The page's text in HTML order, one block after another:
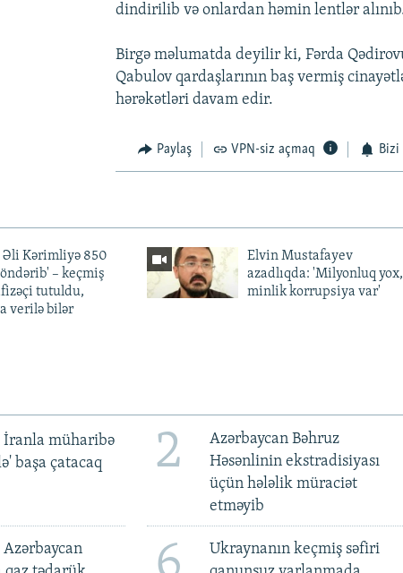
dindirilib və onlardan həmin lentlər
Birgə məlumatda deyilir ki, Fərda
Qabulov qardaşlarının baş vermiş
hərəkətləri davam edir.
Paylaş VPN-siz açmaq Bizi
Əli Kərimliyə 850
– keçmiş
tutuldu,
verilə bilər
Elvin Mustafayev
azadlıqda: 'Milyonluq yox,
minlik korrupsiya var'
İranla müharibə
başa çatacaq
2
Azərbaycan Bəhruz
Həsənlinin ekstradisiyası
üçün hələlik müraciət
etməyib
Ukraynanın keçmiş səfiri